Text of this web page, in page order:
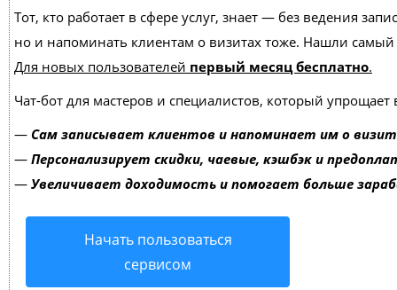
Тот, кто работает в сфере услуг, знает — без ведения
но и напоминать клиентам о визитах тоже. Нашли
Для новых пользователей первый месяц бесплатно.
Чат-бот для мастеров и специалистов, который упрощает
— Сам записывает клиентов и напоминает им о
— Персонализирует скидки, чаевые, кэшбэк и
— Увеличивает доходимость и помогает больше
Начать пользоваться
сервисом